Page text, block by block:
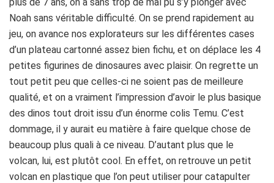
Noah sans véritable difficulté. On se prend rapidement au
jeu, on avance nos explorateurs sur les différentes cases
d’un plateau cartonné assez bien fichu, et on déplace les 4
petites figurines de dinosaures avec plaisir. On regrette un
tout petit peu que celles-ci ne soient pas de meilleure
qualité, et on a vraiment l’impression d’avoir le plus basique
des dinos tout droit issu d’un énorme colis Temu. C’est
dommage, il y aurait eu matière à faire quelque chose de
beaucoup plus quali à ce niveau. D’autant plus que le
volcan, lui, est plutôt cool. En effet, on retrouve un petit
volcan en plastique que l’on peut utiliser pour catapulter